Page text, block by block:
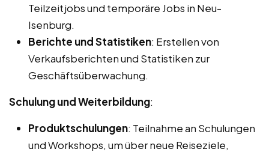
Teilzeitjobs und temporäre Jobs in Neu-
Isenburg.
Berichte und Statistiken: Erstellen von
Verkaufsberichten und Statistiken zur
Geschäftsüberwachung.
Schulung und Weiterbildung:
Produktschulungen: Teilnahme an Schulungen
und Workshops, um über neue Reiseziele,